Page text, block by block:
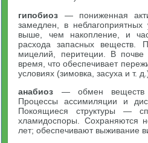
гипобиоз — пониженная
замедлен, в неблагоприятных
выше, чем накопление, и
расхода запасных веществ.
мицелий, перитеции. В почве
время, что обеспечивает
условиях (зимовка, засуха и т.
анабиоз — обмен веществ
Процессы ассимиляции и
Покоящиеся структуры —
хламидоспоры. Сохраняются
лет; обеспечивают выживание